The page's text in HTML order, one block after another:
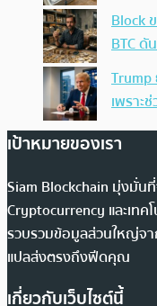
Block
BTC ดั
Trump
เพราะ
เป้าหมายของเรา
Siam Blockchain มุ่งมั่น
Cryptocurrency และเทค
รวบรวมข้อมูลส่วนใหญ่จา
แปลส่งตรงถึงฟีดคุณ
เกี่ยวกับเว็บไซต์นี้